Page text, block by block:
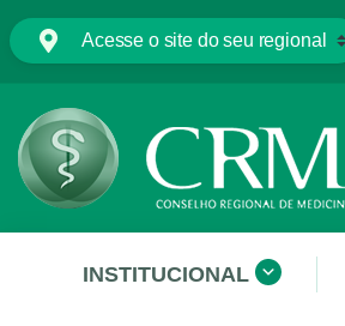
INSTITUCIONAL